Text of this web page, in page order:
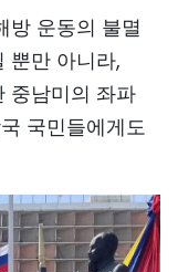
방 운동의 불멸
뿐만 아니라,
중남미의 좌파
국민들에게도